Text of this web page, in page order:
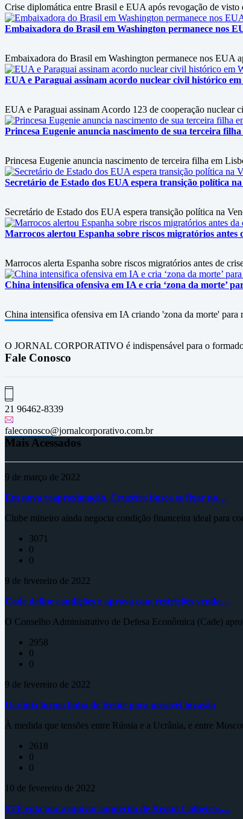
Crise diplomática entre Brasil e EUA após revogação de
Embaixadora do Brasil em Washington permanece nos
Embaixadora do Brasil em Washington permanece nos EUA
EUA e Paraguai assinam acordo nuclear civil histórico
EUA e Paraguai assinam Acordo 123 de cooperação nuclear
Princesa Eugenie anuncia nascimento de sua terceira
Princesa Eugenie anuncia nascimento de terceira filha em
Secretário de Estado dos EUA espera transição política na
Secretário de Estado dos EUA espera transição política na
Marrocos alertou Espanha sobre riscos migratórios antes
Marrocos alerta Espanha sobre riscos migratórios antes de
China intensifica ofensiva em IA e cria ‘zona da morte’
China intensifica ofensiva em IA criando 'zona da morte'
O JORNAL CORPORATIVO é indispensável para o
Fale Conosco
21 96462-8339
faleconosco@jornalcorporativo.com.br
Mais Acessados
9 de março de 2022
Em nova reaproximação, Cruzeiro busca se fixar no…
Clube mineiro ainda negocia condição financeira ideal para
3071
0
0
9 de fevereiro de 2022
Cade define condições e aprova com restrições venda…
O Conselho Administrativo de Defesa Econômica (Cade)
2958
0
0
9 de fevereiro de 2022
Ucrânia forma linha de frente para possível invasão
À medida que tensões entre Rússia e a Ucrânia, e entre
2618
0
0
10 de fevereiro de 2022
STF vota por arquivar inquérito de Renan Calheiros…